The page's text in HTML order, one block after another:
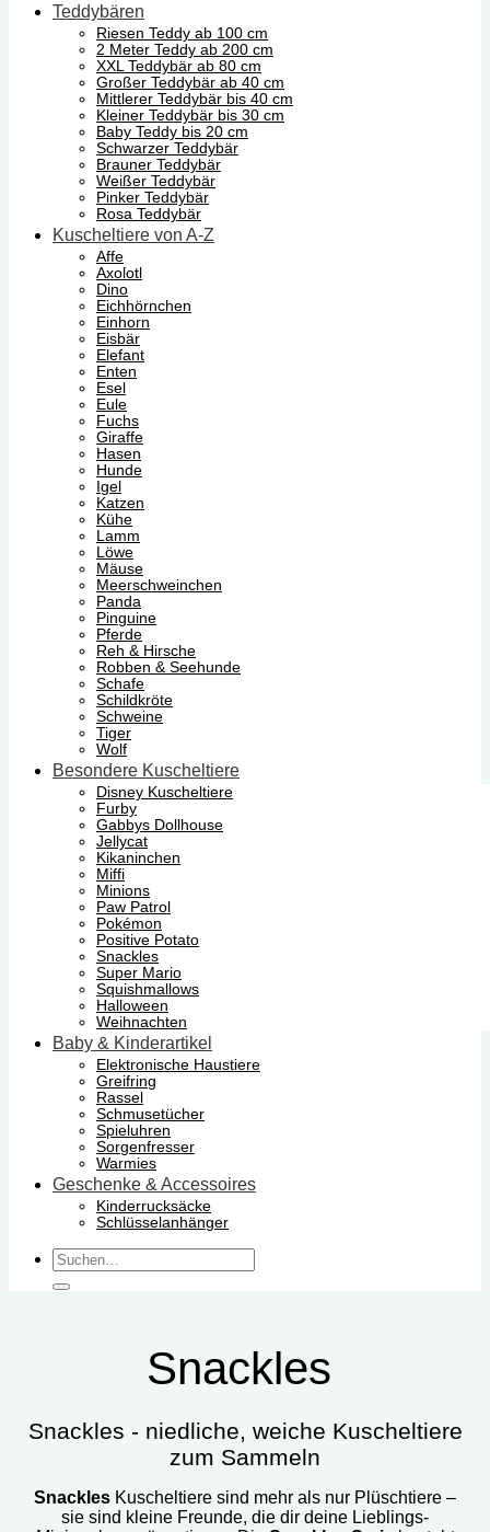
Teddybären
Riesen Teddy ab 100 cm
2 Meter Teddy ab 200 cm
XXL Teddybär ab 80 cm
Großer Teddybär ab 40 cm
Mittlerer Teddybär bis 40 cm
Kleiner Teddybär bis 30 cm
Baby Teddy bis 20 cm
Schwarzer Teddybär
Brauner Teddybär
Weißer Teddybär
Pinker Teddybär
Rosa Teddybär
Kuscheltiere von A-Z
Affe
Axolotl
Dino
Eichhörnchen
Einhorn
Eisbär
Elefant
Enten
Esel
Eule
Fuchs
Giraffe
Hasen
Hunde
Igel
Katzen
Kühe
Lamm
Löwe
Mäuse
Meerschweinchen
Panda
Pinguine
Pferde
Reh & Hirsche
Robben & Seehunde
Schafe
Schildkröte
Schweine
Tiger
Wolf
Besondere Kuscheltiere
Disney Kuscheltiere
Furby
Gabbys Dollhouse
Jellycat
Kikaninchen
Miffi
Minions
Paw Patrol
Pokémon
Positive Potato
Snackles
Super Mario
Squishmallows
Halloween
Weihnachten
Baby & Kinderartikel
Elektronische Haustiere
Greifring
Rassel
Schmusetücher
Spieluhren
Sorgenfresser
Warmies
Geschenke & Accessoires
Kinderrucksäcke
Schlüsselanhänger
Suchen
nach:
Snackles
Snackles - niedliche, weiche Kuscheltiere
zum Sammeln
Snackles Kuscheltiere sind mehr als nur Plüschtiere –
sie sind kleine Freunde, die dir deine Lieblings-